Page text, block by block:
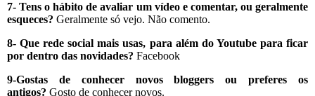
7- Tens o hábito de avaliar um vídeo e comentar, ou geralmente
esqueces? Geralmente só vejo. Não comento.
8- Que rede social mais usas, para além do Youtube para ficar
por dentro das novidades? Facebook
9-Gostas de conhecer novos bloggers ou preferes os
antigos? Gosto de conhecer novos.